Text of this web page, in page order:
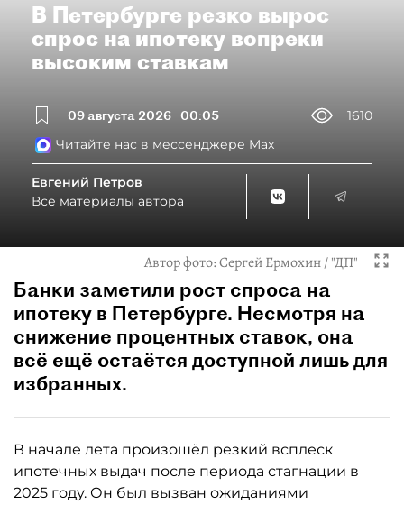
В Петербурге резко вырос
спрос на ипотеку вопреки
высоким ставкам
09 августа 2026 00:05
1610
Читайте нас в мессенджере Max
Евгений Петров
Все материалы автора
Автор фото:Сергей Ермохин / "ДП"
Банки заметили рост спроса на
ипотеку в Петербурге. Несмотря на
снижение процентных ставок, она
всё ещё остаётся доступной лишь для
избранных.
В начале лета произошёл резкий всплеск
ипотечных выдач после периода стагнации в
2025 году. Он был вызван ожиданиями